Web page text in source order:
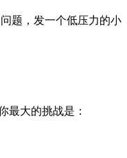
题，发一个低压力的小
最大的挑战是：